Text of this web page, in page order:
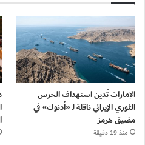
الإمارات تُدين استهداف الحرس
الثوري الإيراني ناقلة لـ «أدنوك» في
مضيق هرمز
منذ 19 دقيقة